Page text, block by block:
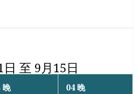
至 9月15日
晚 04 晚